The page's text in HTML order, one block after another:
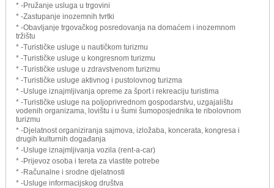
* -Pružanje usluga u trgovini
* -Zastupanje inozemnih tvrtki
* -Obavljanje trgovačkog posredovanja na domaćem i inozemnom
tržištu
* -Turističke usluge u nautičkom turizmu
* -Turističke usluge u kongresnom turizmu
* -Turističke usluge u zdravstvenom turizmu
* -Turističke usluge aktivnog i pustolovnog turizma
* -Usluge iznajmljivanja opreme za šport i rekreaciju turistima
* -Turističke usluge na poljoprivrednom gospodarstvu, uzgajalištu
vodenih organizama, lovištu i u šumi šumoposjednika te ribolovnom
turizmu
* -Djelatnost organiziranja sajmova, izložaba, koncerata, kongresa i
drugih kulturnih događanja
* -Usluge iznajmljivanja vozila (rent-a-car)
* -Prijevoz osoba i tereta za vlastite potrebe
* -Računalne i srodne djelatnosti
* -Usluge informacijskog društva